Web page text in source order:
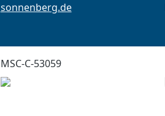
sonnenberg.de
MSC-C-53059